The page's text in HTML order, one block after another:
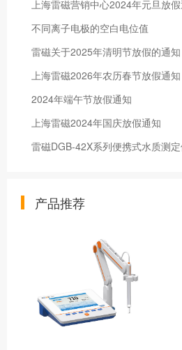
上海雷磁营销中心2024年元旦放
不同离子电极的空白电位值
雷磁关于2025年清明节放假的通知
上海雷磁2026年农历春节放假通知
2024年端午节放假通知
上海雷磁2024年国庆放假通知
雷磁DGB-42X系列便携式水质测
产品推荐